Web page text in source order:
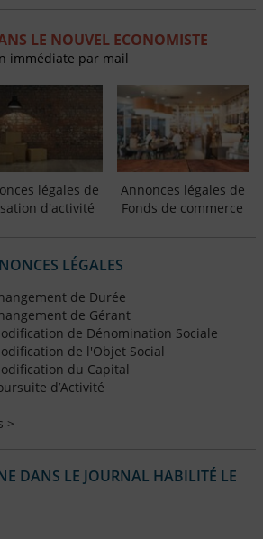
LE NOUVEL ECONOMISTE
immédiate par mail
légales de
d'activité
Annonces légales de
Fonds de commerce
LÉGALES
de Durée
de Gérant
de Dénomination Sociale
de l'Objet Social
du Capital
d’Activité
>
DANS LE JOURNAL HABILITÉ LE